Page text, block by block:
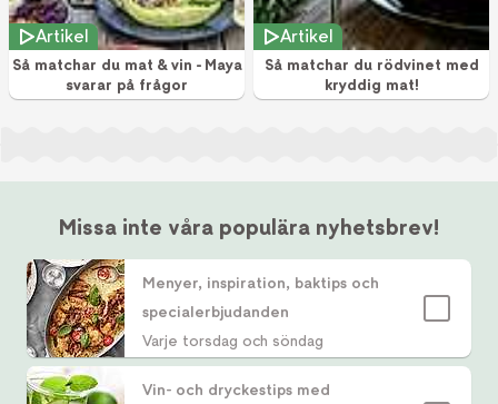
Artikel
Så matchar du mat & vin - Maya
svarar på frågor
Artikel
Så matchar du rödvinet med
kryddig mat!
Missa inte våra populära nyhetsbrev!
Menyer, inspiration, baktips och
specialerbjudanden
Varje torsdag och söndag
Vin- och dryckestips med